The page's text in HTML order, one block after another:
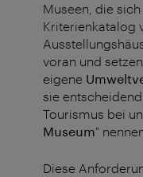
Museen, die
Kriterienkatalog
voran und
eigene
sie
Tourismus bei
Museum"
Diese